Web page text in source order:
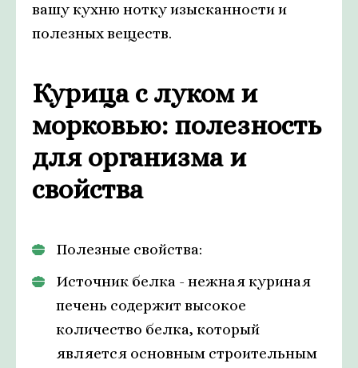
вашу кухню нотку изысканности и
полезных веществ.
Курица с луком и
морковью: полезность
для организма и
свойства
Полезные свойства:
Источник белка - нежная куриная
печень содержит высокое
количество белка, который
является основным строительным